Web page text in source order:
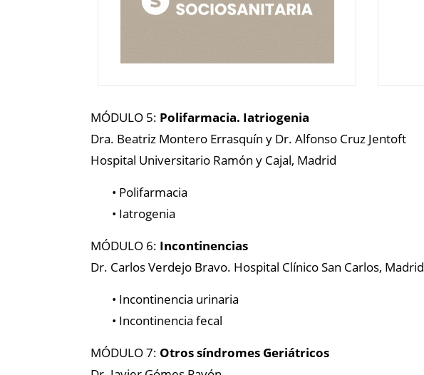
MÓDULO 5: Polifarmacia. Iatriogenia
Dra. Beatriz Montero Errasquín y Dr. Alfonso Cruz Jentoft
Hospital Universitario Ramón y Cajal, Madrid
• Polifarmacia
• Iatrogenia
MÓDULO 6: Incontinencias
Dr. Carlos Verdejo Bravo. Hospital Clínico San Carlos, Madrid
• Incontinencia urinaria
• Incontinencia fecal
MÓDULO 7: Otros síndromes Geriátricos